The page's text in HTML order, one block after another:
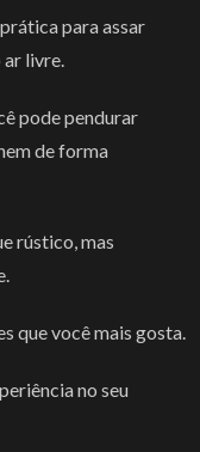
para assar
ar livre.
pode pendurar
de forma
rústico, mas
que você mais gosta.
no seu